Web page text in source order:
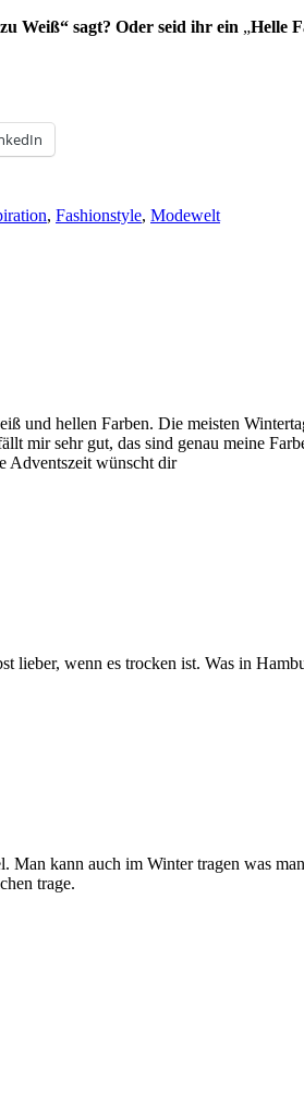
Weiß“ sagt? Oder seid ihr ein „Helle
, Fashionstyle, Modewelt
und hellen Farben. Die meisten
mir sehr gut, das sind genau meine
Adventszeit wünscht dir
lieber, wenn es trocken ist. Was in
Man kann auch im Winter tragen was
trage.